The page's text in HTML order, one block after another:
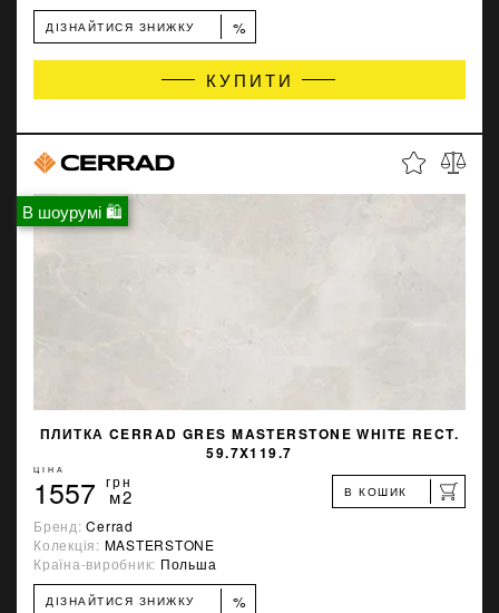
ДІЗНАЙТИСЯ ЗНИЖКУ %
КУПИТИ
В шоурумі 🛍
ПЛИТКА CERRAD GRES MASTERSTONE WHITE RECT.
59.7X119.7
ЦІНА
1557 грн
м2 В КОШИК
Бренд:Cerrad
Колекція: MASTERSTONE
Країна-виробник: Польша
ДІЗНАЙТИСЯ ЗНИЖКУ %